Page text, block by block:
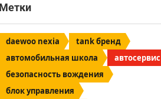
Метки
daewoo nexia
tank бренд
автомобильная школа
автосервис
безопасность вождения
блок управления